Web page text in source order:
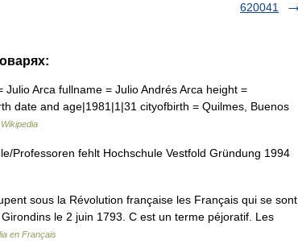
620041
Arca fullname = Julio Andrés Arca height =
date and age|1981|1|31 cityofbirth = Quilmes, Buenos
Wikipedia
Professoren fehlt Hochschule Vestfold Gründung 1994
sous la Révolution française les Français qui se sont
le 2 juin 1793. C est un terme péjoratif. Les
en Français